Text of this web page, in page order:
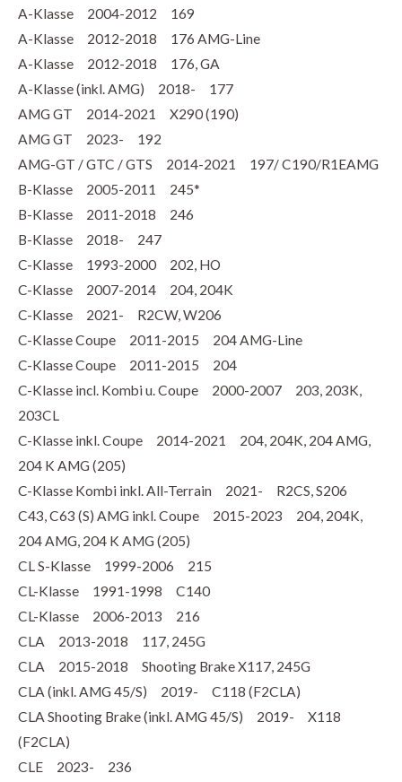
A-Klasse 2004-2012 169
A-Klasse 2012-2018 176 AMG-Line
A-Klasse 2012-2018 176, GA
A-Klasse (inkl. AMG) 2018- 177
AMG GT 2014-2021 X290 (190)
AMG GT 2023- 192
AMG-GT / GTC / GTS 2014-2021 197/ C190/R1EAMG
B-Klasse 2005-2011 245*
B-Klasse 2011-2018 246
B-Klasse 2018- 247
C-Klasse 1993-2000 202, HO
C-Klasse 2007-2014 204, 204K
C-Klasse 2021- R2CW, W206
C-Klasse Coupe 2011-2015 204 AMG-Line
C-Klasse Coupe 2011-2015 204
C-Klasse incl. Kombi u. Coupe 2000-2007 203, 203K,
203CL
C-Klasse inkl. Coupe 2014-2021 204, 204K, 204 AMG,
204 K AMG (205)
C-Klasse Kombi inkl. All-Terrain 2021- R2CS, S206
C43, C63 (S) AMG inkl. Coupe 2015-2023 204, 204K,
204 AMG, 204 K AMG (205)
CL S-Klasse 1999-2006 215
CL-Klasse 1991-1998 C140
CL-Klasse 2006-2013 216
CLA 2013-2018 117, 245G
CLA 2015-2018 Shooting Brake X117, 245G
CLA (inkl. AMG 45/S) 2019- C118 (F2CLA)
CLA Shooting Brake (inkl. AMG 45/S) 2019- X118
(F2CLA)
CLE 2023- 236